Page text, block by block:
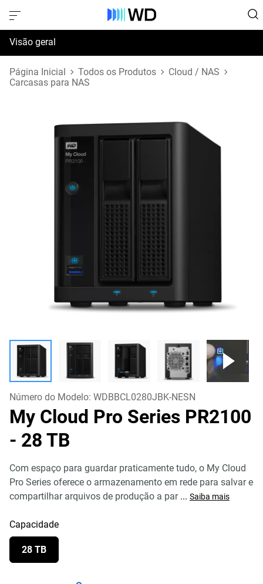
Visão geral
Especificações
Página Inicial Todos os Produtos
Cloud / NAS
Carcasas para NAS
Número do Modelo: WDBBCL0280JBK-NESN
My Cloud Pro Series PR2100
- 28 TB
Com espaço para guardar praticamente tudo, o My Cloud
Pro Series oferece o armazenamento em rede para salvar e
compartilhar arquivos de produção a par ... Saiba mais
Capacidade
28 TB